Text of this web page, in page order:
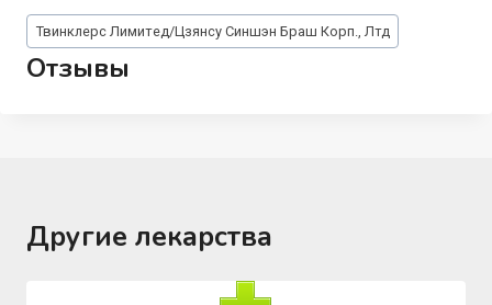
Метки
записи:
Твинклерс Лимитед/Цзянсу Синшэн Браш Корп., Лтд
Отзывы
Другие лекарства